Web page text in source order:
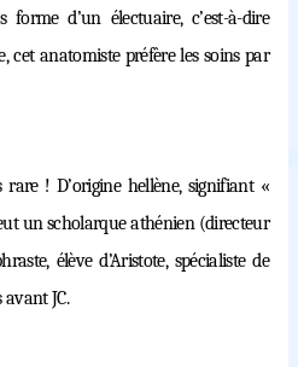
d’un électuaire, c’est-à-dire
cet anatomiste préfère les soins par
! D’origine hellène, signifiant «
un scholarque athénien (directeur
élève d’Aristote, spécialiste de
avant JC.